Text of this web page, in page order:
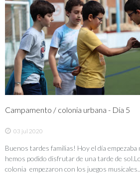
Campamento / colonia urbana - Día 5
03 jul 2020
Buenos tardes familias! Hoy el día empezaba
hemos podido disfrutar de una tarde de
colonia empezaron con los juegos